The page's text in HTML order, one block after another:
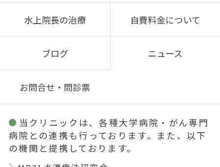
水上院長の治療 自費料金について
ブログ ニュース
お問合せ・問診票
当クリニックは、各種大学病院・がん専門
病院との連携も行っております。また、以下
の機関と提携しております。